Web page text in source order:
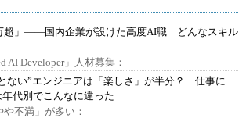
超」――国内企業が設けた高度AI職 どんなスキル
AI Developer」人材募集：
ない”エンジニアは「楽しさ」が半分？ 仕事に
年代別でこんなに違った
不満」が多い：